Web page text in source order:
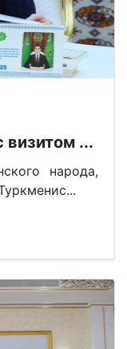
визитом ...
народа,